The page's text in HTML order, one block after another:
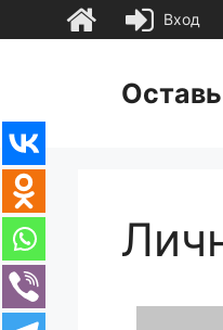
содержимому
Вход